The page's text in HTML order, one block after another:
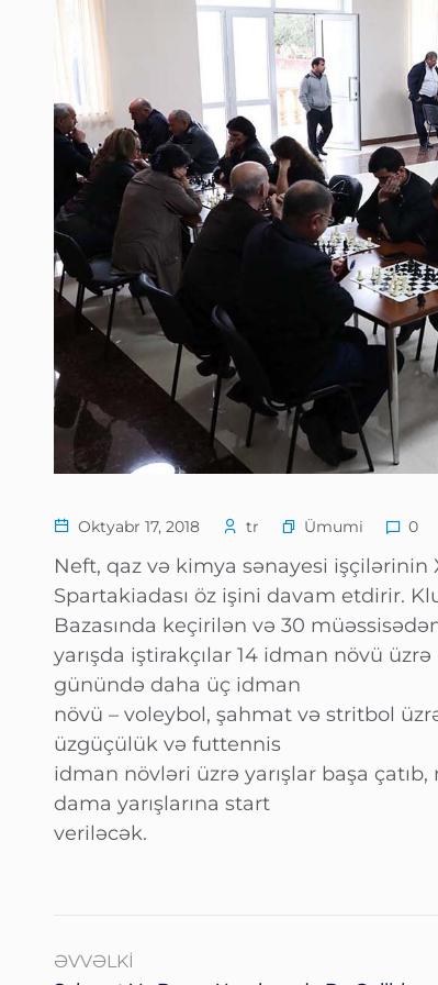
Oktyabr 17, 2018 tr Ümumi 0
Neft, qaz və kimya sənayesi işçilərinin
Spartakiadası öz işini davam etdirir.
Bazasında keçirilən və 30
yarışda iştirakçılar 14 idman növü
günündə daha üç idman
növü – voleybol, şahmat və stritbol
üzgüçülük və futtennis
idman növləri üzrə yarışlar başa
dama yarışlarına start
veriləcək.
ƏVVƏLKI